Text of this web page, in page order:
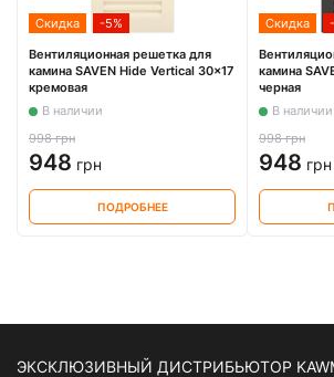
Скидка -5%
Вентиляционная решетка для
камина SAVEN Hide Vertical 30x17
кремовая
В наличии
998 грн
948 грн
ПОДРОБНЕЕ
Скидка
камина
черная
В наличии
998 грн
948 грн
ЭКСКЛЮЗИВНЫЙ ДИСТРИБЬЮТОР